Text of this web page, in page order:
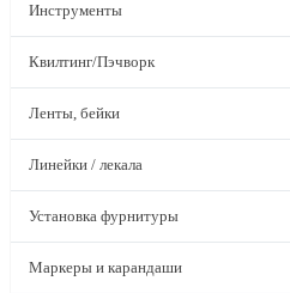
Инструменты
Квилтинг/Пэчворк
Ленты, бейки
Линейки / лекала
Установка фурнитуры
Маркеры и карандаши